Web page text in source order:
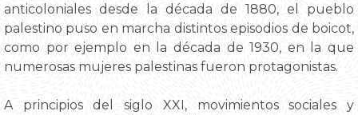
anticoloniales desde la década de 1880, el pueblo
palestino puso en marcha distintos episodios de boicot,
como por ejemplo en la década de 1930, en la que
numerosas mujeres palestinas fueron protagonistas.
A principios del siglo XXI, movimientos sociales y